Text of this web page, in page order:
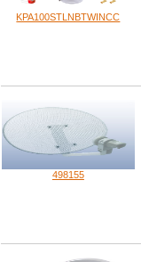
KPA100STLNBTWINCC
498155